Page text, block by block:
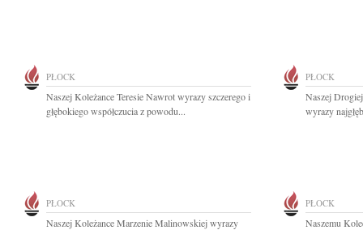
PŁOCK
Naszej Koleżance Teresie Nawrot wyrazy szczerego i
głębokiego współczucia z powodu...
PŁOCK
Naszej
wyrazy
PŁOCK
Naszej Koleżance Marzenie Malinowskiej wyrazy
PŁOCK
Naszemu